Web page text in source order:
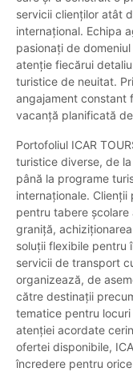
servicii clienților atât
internațional. Echipa
pasionați de
atenție fiecărui
turistice de neuitat.
angajament constant
vacanță planificată
Portofoliul ICAR
turistice diverse, de
până la programe
internaționale.
pentru tabere
graniță,
soluții flexibile pentru
servicii de transport
organizează, de
către destinații
tematice pentru
atenției acordate
ofertei disponibile,
încredere pentru